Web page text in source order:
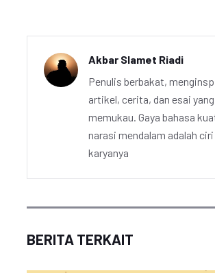
Akbar Slamet Riadi
Penulis berbakat,
artikel, cerita, dan esai yang
memukau. Gaya bahasa
narasi mendalam adalah
karyanya
BERITA TERKAIT